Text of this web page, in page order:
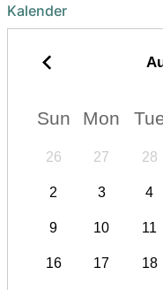
Kalender
Sun Mon
26 27 28
2 3 4
9 10 11
16 17 18